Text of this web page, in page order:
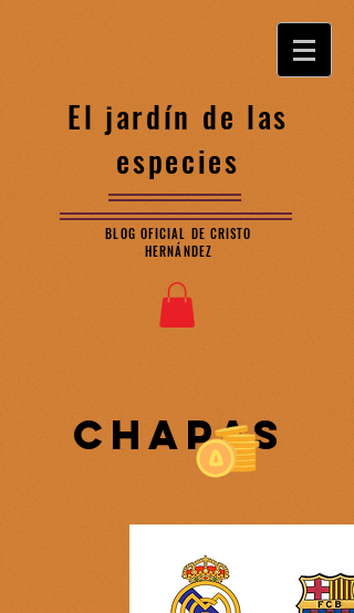
El jardín de las
especies
BLOG OFICIAL DE CRISTO
HERNÁNDEZ
CHAPAS